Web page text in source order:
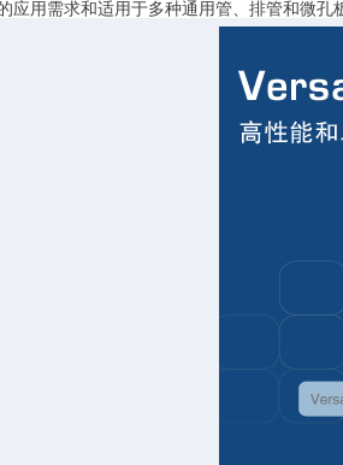
应用需求和适用于多种通用管、排管和微孔